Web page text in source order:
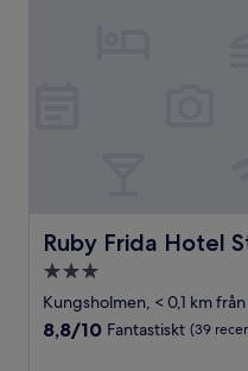
Ruby Frida Hotel
Ruby Frida Hotel
3.0-
stjärnigt
boende
Kungsholmen, < 0,1 km
8.8
8,8/10 Fantastiskt (39